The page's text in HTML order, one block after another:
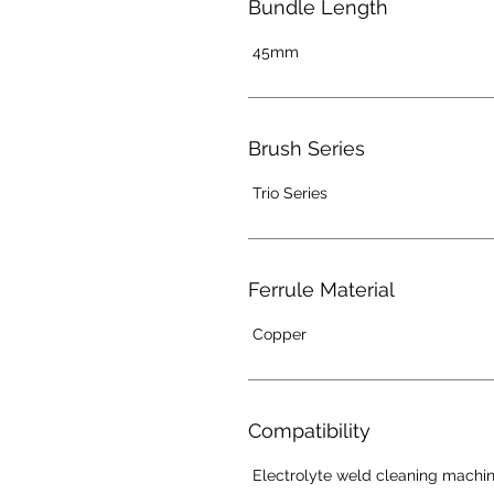
Bundle Length
45mm
Brush Series
Trio Series
Ferrule Material
Copper
Compatibility
Electrolyte weld cleaning